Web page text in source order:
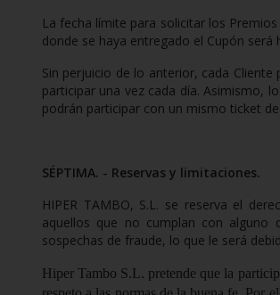
La fecha límite para solicitar los
donde se haya entregado el Cupón
Sin perjuicio de lo anterior, cada
participar una vez cada día. Asimismo,
podrán participar con un mismo ticket
SÉPTIMA. - Reservas y limitaciones.
HIPER TAMBO, S.L. se reserva el
aquellos que no cumplan con alguno
sospechas de fraude, lo que le será
Hiper Tambo S.L. pretende que la